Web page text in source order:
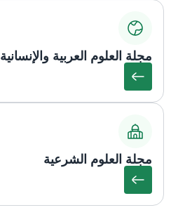
مجلة العلوم العربية والإنسانية
مجلة العلوم الشرعية